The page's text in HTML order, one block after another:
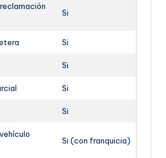
Si
Si
Si
Si
Si
Si (con franquicia)